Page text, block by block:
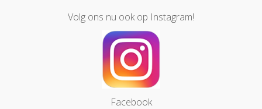
Volg ons nu ook op Instagram!
Facebook